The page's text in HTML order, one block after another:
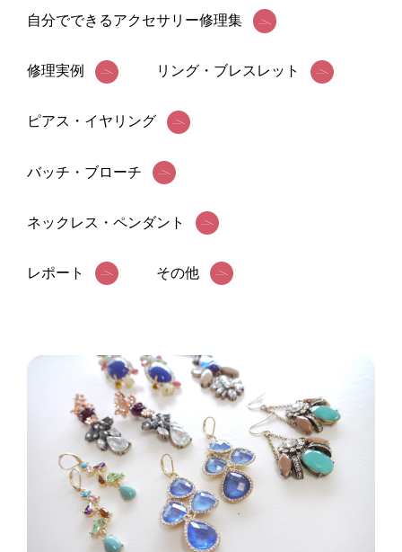
お問い合わせ
最新情報
ブログ
プライバシーポリシー
自分でできるアクセサリー修理集
修理実例 リング・ブレスレット
ピアス・イヤリング
バッチ・ブローチ
ネックレス・ペンダント
レポート その他